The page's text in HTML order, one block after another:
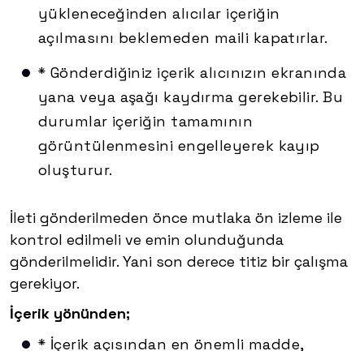
yükleneceğinden alıcılar içeriğin
açılmasını beklemeden maili kapatırlar.
* Gönderdiğiniz içerik alıcınızın ekranında
yana veya aşağı kaydırma gerekebilir. Bu
durumlar içeriğin tamamının
görüntülenmesini engelleyerek kayıp
oluşturur.
İleti gönderilmeden önce mutlaka ön izleme ile
kontrol edilmeli ve emin olunduğunda
gönderilmelidir. Yani son derece titiz bir çalışma
gerekiyor.
İçerik yönünden;
* İçerik açısından en önemli madde,